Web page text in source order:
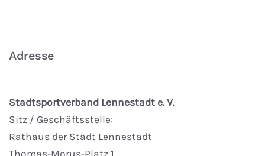
Adresse
Stadtsportverband Lennestadt e. V.
Sitz / Geschäftsstelle:
Rathaus der Stadt Lennestadt